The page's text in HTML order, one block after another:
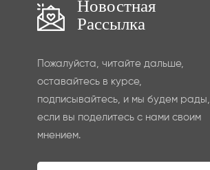
Новостная
Рассылка
Пожалуйста, читайте дальше,
оставайтесь в курсе,
подписывайтесь, и мы будем рады,
если вы поделитесь с нами своим
мнением.